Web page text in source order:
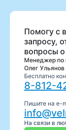
Помогу с
запросу,
вопросы о
Менеджер по
Олег Ульянов
Бесплатно
8-812-
Пишите на e-
На связи в